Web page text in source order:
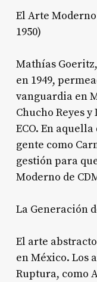
El Arte
1950)
Mathías
en 1949,
vanguardia en
Chucho Reyes
ECO. En
gente como
gestión para
Moderno de
La Generación
El arte
en México. Los
Ruptura, como